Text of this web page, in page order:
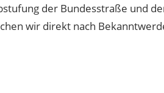
der Bundesstraße und
wir direkt nach